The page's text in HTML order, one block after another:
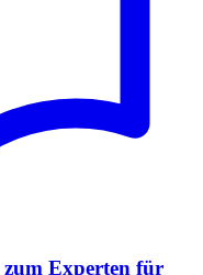
zum Experten für